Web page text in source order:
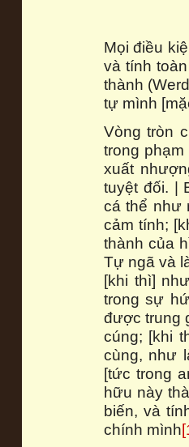
Mọi điều
và tính
thành
tự mình
Vòng tròn
trong
xuất
tuyệt đối. |
cá thể như
cảm tính;
thành của
Tự ngã và
[khi thì]
trong sự
được trung
cúng; [khi
cùng, như
[tức trong
hữu này
biến, và
chính mình